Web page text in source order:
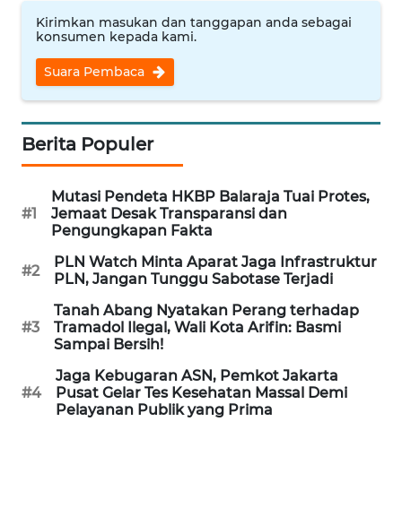
Kirimkan masukan dan tanggapan anda sebagai
konsumen kepada kami.
Suara Pembaca
Berita Populer
#1
Mutasi Pendeta HKBP Balaraja Tuai Protes,
Jemaat Desak Transparansi dan
Pengungkapan Fakta
#2
PLN Watch Minta Aparat Jaga Infrastruktur
PLN, Jangan Tunggu Sabotase Terjadi
#3
Tanah Abang Nyatakan Perang terhadap
Tramadol Ilegal, Wali Kota Arifin: Basmi
Sampai Bersih!
#4
Jaga Kebugaran ASN, Pemkot Jakarta
Pusat Gelar Tes Kesehatan Massal Demi
Pelayanan Publik yang Prima
WN
SUMUT
WN
JAKARTA
WN
JABAR
WN
BANTEN
WN
NTT
WN
KEPRI
WN